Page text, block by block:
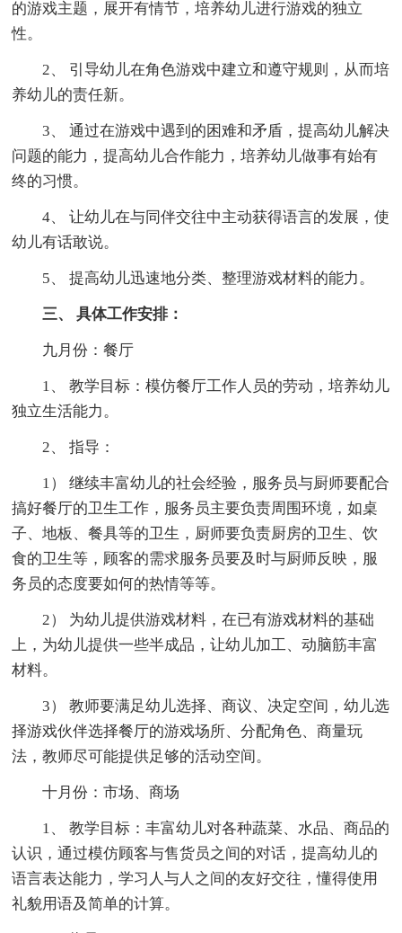
的游戏主题，展开有情节，培养幼儿进行游戏的独立
性。
2、 引导幼儿在角色游戏中建立和遵守规则，从而培
养幼儿的责任新。
3、 通过在游戏中遇到的困难和矛盾，提高幼儿解决
问题的能力，提高幼儿合作能力，培养幼儿做事有始有
终的习惯。
4、 让幼儿在与同伴交往中主动获得语言的发展，使
幼儿有话敢说。
5、 提高幼儿迅速地分类、整理游戏材料的能力。
三、 具体工作安排：
九月份：餐厅
1、 教学目标：模仿餐厅工作人员的劳动，培养幼儿
独立生活能力。
2、 指导：
1） 继续丰富幼儿的社会经验，服务员与厨师要配合
搞好餐厅的卫生工作，服务员主要负责周围环境，如桌
子、地板、餐具等的卫生，厨师要负责厨房的卫生、饮
食的卫生等，顾客的需求服务员要及时与厨师反映，服
务员的态度要如何的热情等等。
2） 为幼儿提供游戏材料，在已有游戏材料的基础
上，为幼儿提供一些半成品，让幼儿加工、动脑筋丰富
材料。
3） 教师要满足幼儿选择、商议、决定空间，幼儿选
择游戏伙伴选择餐厅的游戏场所、分配角色、商量玩
法，教师尽可能提供足够的活动空间。
十月份：市场、商场
1、 教学目标：丰富幼儿对各种蔬菜、水品、商品的
认识，通过模仿顾客与售货员之间的对话，提高幼儿的
语言表达能力，学习人与人之间的友好交往，懂得使用
礼貌用语及简单的计算。